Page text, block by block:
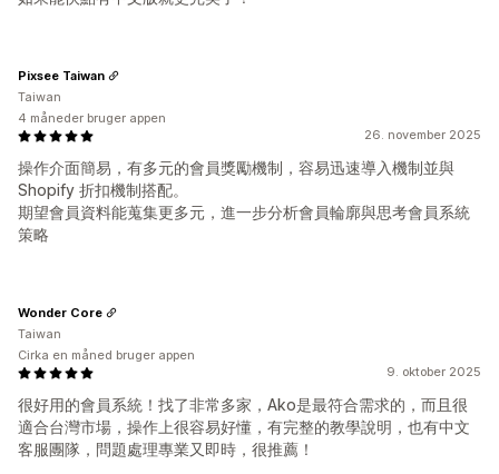
26. november 2025
操作介面簡易，有多元的會員獎勵機制，容易迅速導入機制並與
Shopify 折扣機制搭配。
期望會員資料能蒐集更多元，進一步分析會員輪廓與思考會員系統
策略
Pixsee Taiwan
Taiwan
4 måneder bruger appen
9. oktober 2025
很好用的會員系統！找了非常多家，Ako是最符合需求的，而且很
適合台灣市場，操作上很容易好懂，有完整的教學說明，也有中文
客服團隊，問題處理專業又即時，很推薦！
Wonder Core
Taiwan
Cirka en måned bruger appen